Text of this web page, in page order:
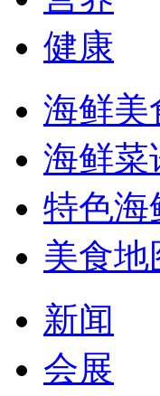
健康
海鲜美
海鲜菜
特色海
美食地
新闻
会展